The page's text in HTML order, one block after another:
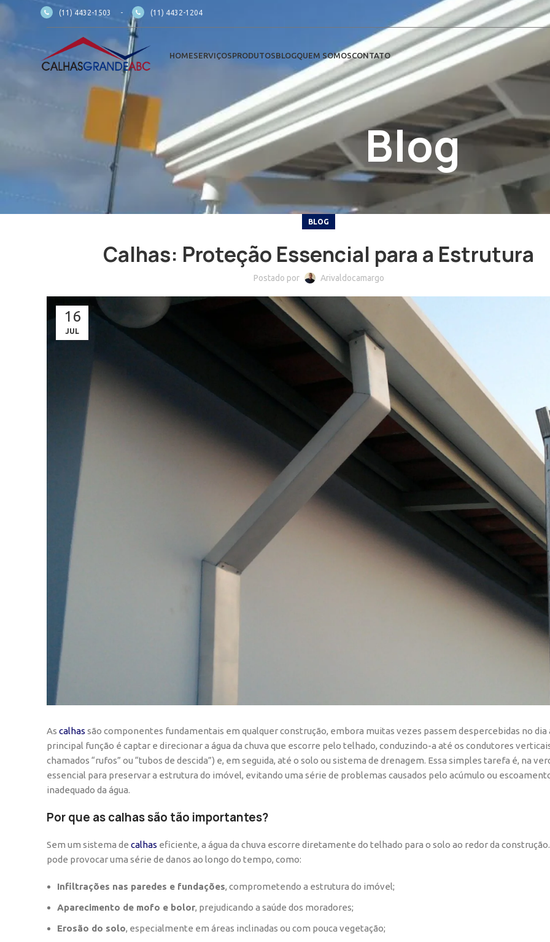
(11) 4432-1503 - (11) 4432-1204
HOMESERVIÇOSPRODUTOSBLOGQUEM SOMOSCONTATO
Blog
BLOG
Calhas: Proteção Essencial para a Estrutura
Postado por Arivaldocamargo
16
JUL
As calhas são componentes fundamentais em qualquer construção, embora muitas vezes passem despercebidas no dia
principal função é captar e direcionar a água da chuva que escorre pelo telhado, conduzindo-a até os condutores
chamados “rufos” ou “tubos de descida”) e, em seguida, até o solo ou sistema de drenagem. Essa simples tarefa é, na
essencial para preservar a estrutura do imóvel, evitando uma série de problemas causados pelo acúmulo ou
inadequado da água.
Por que as calhas são tão importantes?
Sem um sistema de calhas eficiente, a água da chuva escorre diretamente do telhado para o solo ao redor da
pode provocar uma série de danos ao longo do tempo, como:
Infiltrações nas paredes e fundações, comprometendo a estrutura do imóvel;
Aparecimento de mofo e bolor, prejudicando a saúde dos moradores;
Erosão do solo, especialmente em áreas inclinadas ou com pouca vegetação;